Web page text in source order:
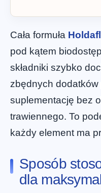
Cała formuła
pod kątem
składniki szybko
zbędnych
suplementację bez
trawiennego. To
każdy element ma
Sposób
dla